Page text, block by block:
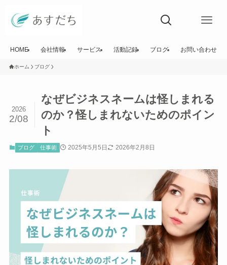
HOME 会社情報 サービス 活動記録 ブログ お問い合わせ
ホーム ブログ
なぜビジネスネームは怪しまれる
のか？怪しまれないためのポイン
ト
2026
2/08
ブログ 仕事術 2025年5月5日 2026年2月8日